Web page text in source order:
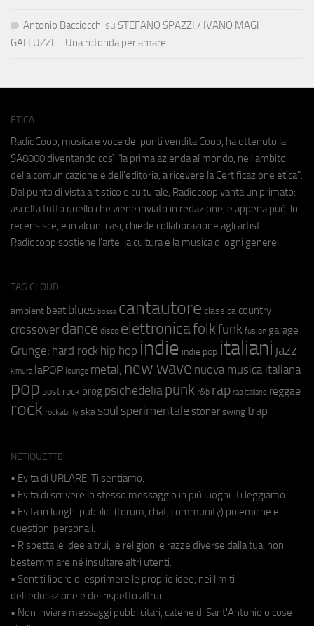
Antonio Bacciocchi su STEFANO SPAZZI / IVANO MAGI
GALLUZZI – Una rotonda per amare
ETICA
RadioCoop, musica e voce dei punti vendita Coop, ha ottenuto la
SA8000 diventando così "la prima azienda al mondo, nell'ambito
della comunicazione e dell'editoria, a ricevere la Certificazione etica".
Dal punto di vista artistico e culturale, Radiocoop vanta un primato:
ascolta tutto quello che viene inviato in redazione, e appena può, lo
recensisce, e in alcuni casi, chiede collaborazione agli artisti.
Radiocoop sostiene l'arte, la cultura e la musica di ogni genere.
TAG CLOUD
ambient beat blues bossa cantautore classica country
crossover dance disco elettronicafolkfunk fusion garage
Grunge; hard rock hip hop indie indie pop italiani jazz
kimura laPOP lounge metal; new wave nuova musica italiana
pop post rock prog psichedeliapunk r&b rap rap italiano reggae
rock rockabilly ska soul sperimentale stoner swing trap
NETIQUETTE
• Evita di URLARE. Ti sentiamo.
• Evita di scrivere lo stesso messaggio in più luoghi. Ti leggiamo.
• Evita in luoghi pubblici (forum, chat, community) polemiche e
questioni personali.
• Rispetta le idee altrui, le religioni e razze diverse dalla tua, non
bestemmiare né insultare altri utenti.
• Sentiti libero di esprimere le proprie idee, nei limiti
dell'educazione e del rispetto altrui.
• Non inviare messaggi pubblicitari, catene di Sant'Antonio o cose